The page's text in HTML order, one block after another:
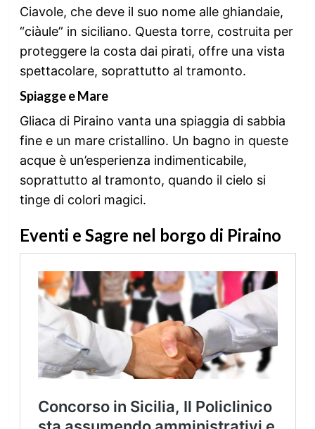
Ciavole, che deve il suo nome alle ghiandaie,
“ciàule” in siciliano. Questa torre, costruita per
proteggere la costa dai pirati, offre una vista
spettacolare, soprattutto al tramonto.
Spiagge e Mare
Gliaca di Piraino vanta una spiaggia di sabbia
fine e un mare cristallino. Un bagno in queste
acque è un’esperienza indimenticabile,
soprattutto al tramonto, quando il cielo si
tinge di colori magici.
Eventi e Sagre nel borgo di Piraino